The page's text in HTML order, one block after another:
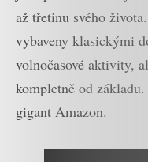
až třetinu svého
vybaveny klasickými
volnočasové aktivity,
kompletně od
gigant Amazon.